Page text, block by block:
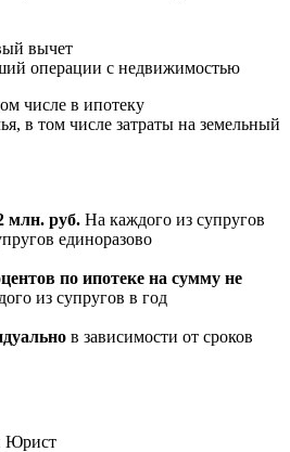
вычет
операции с недвижимостью
числе в ипотеку
в том числе затраты на земельный
млн. руб. На каждого из супругов
единоразово
по ипотеке на сумму не
из супругов в год
в зависимости от сроков
Юрист